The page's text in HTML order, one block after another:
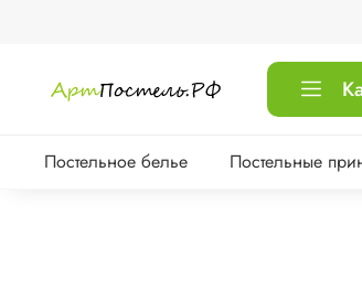
Постельное белье Постельные